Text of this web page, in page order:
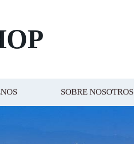
SOBRE NOSOTROS